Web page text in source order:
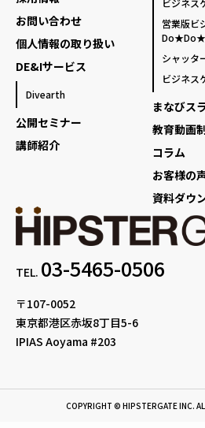
TEL. 03-5465-0506
〒107-0052
東京都港区赤坂8丁目5-6
IPIAS Aoyama #203
お問い合わせ
個人情報の取り扱い
DE&Iサービス
Divearth
公開セミナー
講師紹介
ビジネ
営業版ビ
シャッタ
ビジネス
まなびス
教育動画
コラム
お客様の
資料ダウ
COPYRIGHT © HIPSTERGATE INC.